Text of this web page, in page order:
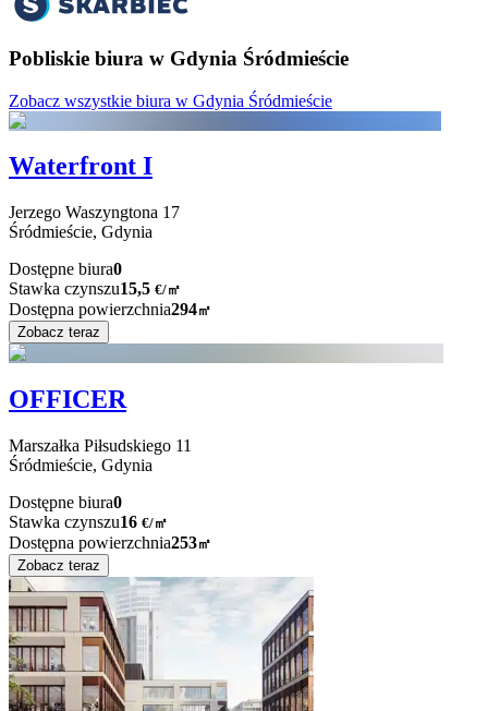
Pobliskie biura w Gdynia Śródmieście
Zobacz wszystkie biura w Gdynia Śródmieście
Waterfront I
Jerzego Waszyngtona 17
Śródmieście, Gdynia
Dostępne biura0
Stawka czynszu15,5 €/㎡
Dostępna powierzchnia294㎡
Zobacz teraz
OFFICER
Marszałka Piłsudskiego 11
Śródmieście, Gdynia
Dostępne biura0
Stawka czynszu16 €/㎡
Dostępna powierzchnia253㎡
Zobacz teraz